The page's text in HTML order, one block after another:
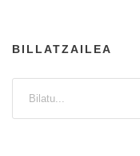
BILLATZAILEA